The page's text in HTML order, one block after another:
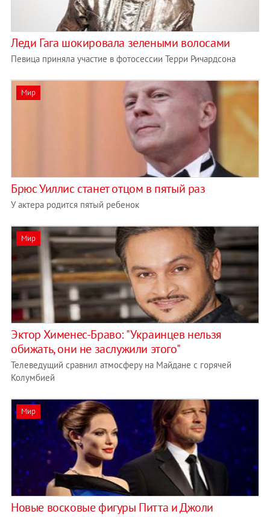
Леди Гага шокировала зелеными волосами
Певица приняла участие в фотосессии Терри Ричардсона
Мир
Брюс Уиллис станет отцом в пятый раз
У актера родится пятый ребенок
Мир
Эктор Хименес-Браво: "Украинцев нельзя
обижать, они не заслужили этого"
Телеведущий сравнил атмосферу на Майдане с горячей
Колумбией
Мир
Новые восковые фигуры Питта и Джоли